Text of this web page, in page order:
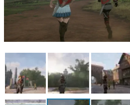
電ファミニコゲーマーとは？
運営：株式会社マレ